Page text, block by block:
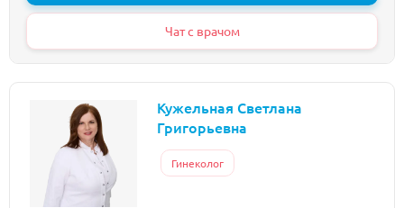
Чат с врачом
Кужельная Светлана
Григорьевна
Гинеколог